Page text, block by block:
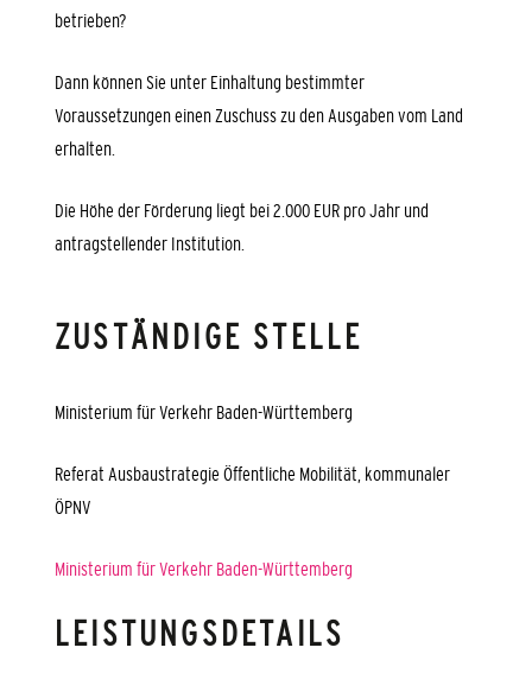
betrieben?
Dann können Sie unter Einhaltung bestimmter
Voraussetzungen einen Zuschuss zu den Ausgaben vom Land
erhalten.
Die Höhe der Förderung liegt bei 2.000 EUR pro Jahr und
antragstellender Institution.
ZUSTÄNDIGE STELLE
Ministerium für Verkehr Baden-Württemberg
Referat Ausbaustrategie Öffentliche Mobilität, kommunaler
ÖPNV
Ministerium für Verkehr Baden-Württemberg
LEISTUNGSDETAILS